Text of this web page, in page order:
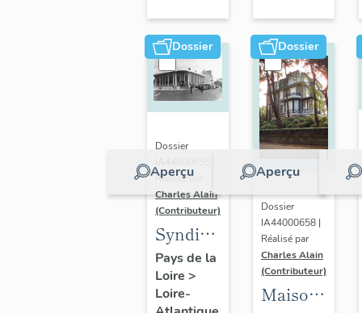
Dossier
Aperçu
Dossier
Réalisé par
Charles Alain
(Contributeur)
Syndicat
d'initiative
dit hall
des
Pays de la
Loire >
Loire-
Dossier
Aperçu
Dossier
IA44000658 |
Réalisé par
Charles Alain
(Contributeur)
Maison